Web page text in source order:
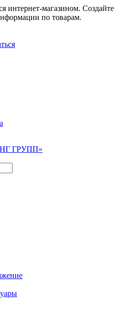
интернет-магазином. Создайте
по товарам.